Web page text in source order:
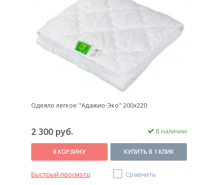
Одеяло легкое "Адажио-Эко" 200х220
2 300 руб. В наличии
В КОРЗИНУ КУПИТЬ В 1 КЛИК
Быстрый просмотр Сравнить